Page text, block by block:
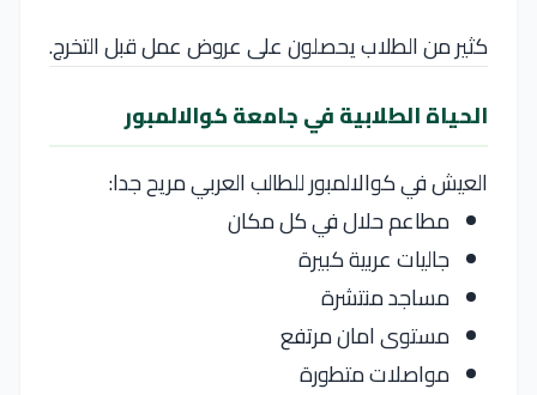
كثير من الطلاب يحصلون على عروض عمل قبل التخرج.
الحياة الطلابية في جامعة كوالالمبور
العيش في كوالالمبور للطالب العربي مريح جدا:
مطاعم حلال في كل مكان
جاليات عربية كبيرة
مساجد منتشرة
مستوى امان مرتفع
مواصلات متطورة